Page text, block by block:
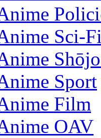
Sci-
Sport
Film
OAV